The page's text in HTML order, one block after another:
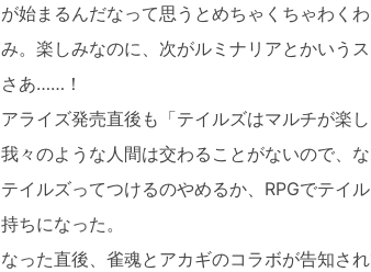
が始まるんだなって思うとめちゃくちゃわく
み。楽しみなのに、次がルミナリアとかいう
さあ……！
アライズ発売直後も「テイルズはマルチが楽
我々のような人間は交わることがないので、
テイルズってつけるのやめるか、RPGでテイ
持ちになった。
なった直後、雀魂とアカギのコラボが告知さ